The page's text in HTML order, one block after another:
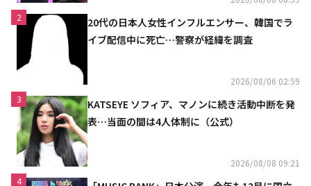
2
20代の日本人女性インフルエンサー、韓国でラ
イブ配信中に死亡…警察が経緯を調査
2026/08/06 02:59
3
KATSEYE ソフィア、マノンに続き活動中断を発
表…当面の間は4人体制に（公式）
2026/08/08 09:21
4